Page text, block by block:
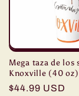
n
:
Mega taza de los
Knoxville (40 oz)
Precio
$44.99 USD